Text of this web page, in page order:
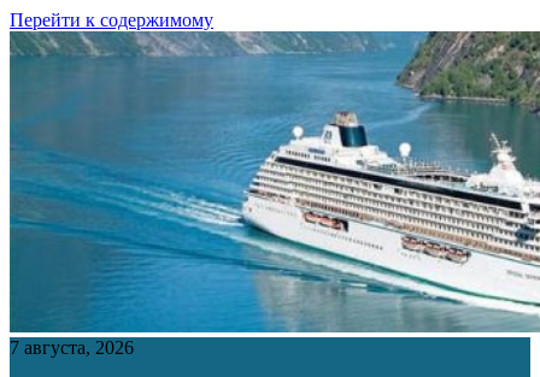
Перейти к содержимому
7 августа, 2026